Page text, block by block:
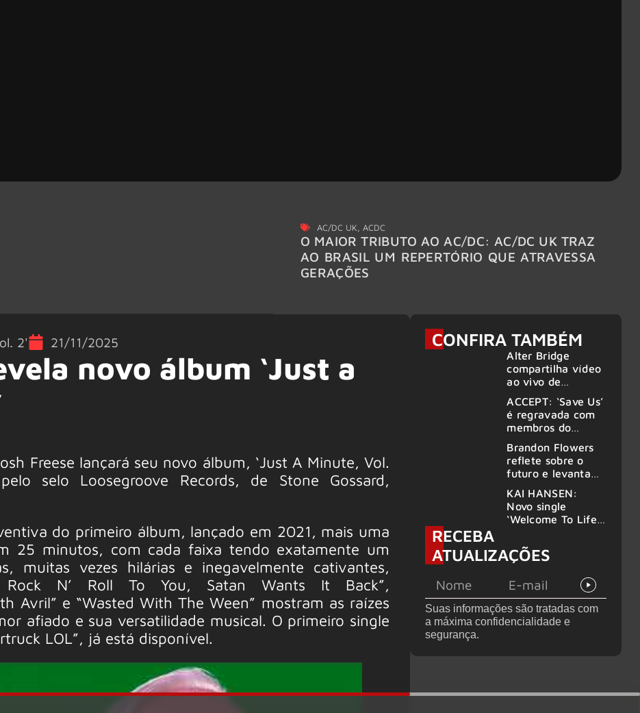
AC/DC UK ACDC
O MAIOR TRIBUTO AO AC/DC: AC/DC UK TRAZ
AO BRASIL UM REPERTÓRIO QUE ATRAVESSA
GERAÇÕES
2' 21/11/2025
novo álbum ‘Just a
Freese lançará seu novo álbum, ‘Just A Minute, Vol.
selo Loosegroove Records, de Stone Gossard,
do primeiro álbum, lançado em 2021, mais uma
25 minutos, com cada faixa tendo exatamente um
muitas vezes hilárias e inegavelmente cativantes,
N’ Roll To You, Satan Wants It Back”,
Avril” e “Wasted With The Ween” mostram as raízes
afiado e sua versatilidade musical. O primeiro single
LOL”, já está disponível.
CONFIRA TAMBÉM
Alter Bridge
compartilha vídeo
ao vivo de
no Rock am Ring
2026
ACCEPT: ‘Save Us’
é regravada com
membros do
GHOST e KORN
Brandon Flowers
reflete sobre o
futuro e levanta
deixar os palcos
KAI HANSEN:
Novo single
‘Welcome To Life’
RECEBA
ATUALIZAÇÕES
Suas informações são tratadas com
a máxima confidencialidade e
segurança.